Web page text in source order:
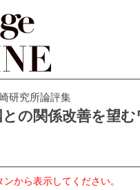
研究所論評集
の関係改善を望む
から表示してください。